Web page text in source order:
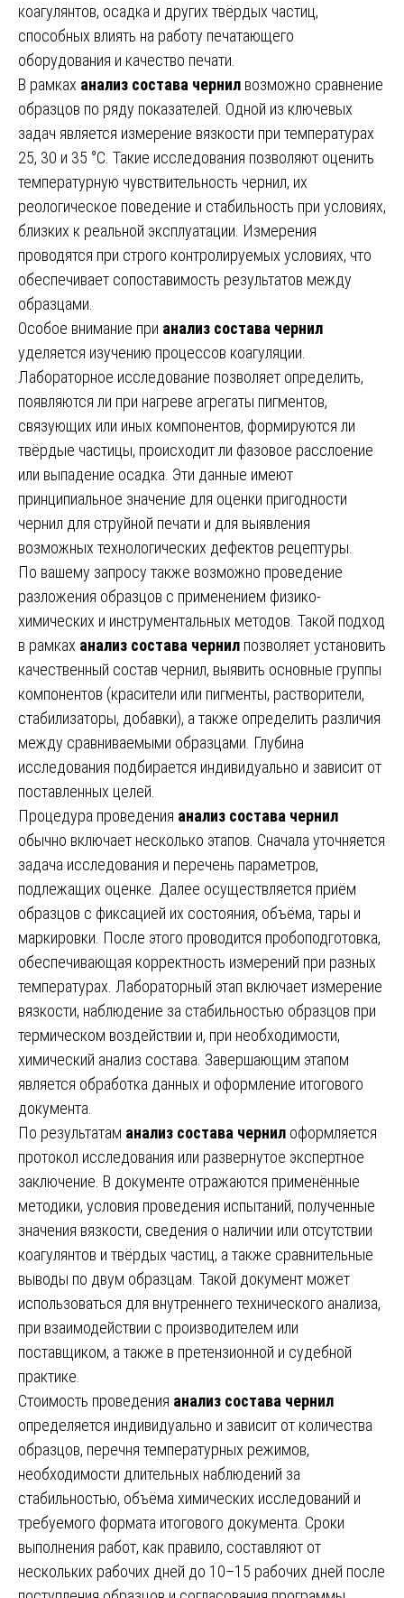
коагулянтов, осадка и других твёрдых частиц,
способных влиять на работу печатающего
оборудования и качество печати.
В рамках анализ состава чернил возможно сравнение
образцов по ряду показателей. Одной из ключевых
задач является измерение вязкости при температурах
25, 30 и 35 °C. Такие исследования позволяют оценить
температурную чувствительность чернил, их
реологическое поведение и стабильность при условиях,
близких к реальной эксплуатации. Измерения
проводятся при строго контролируемых условиях, что
обеспечивает сопоставимость результатов между
образцами.
Особое внимание при анализ состава чернил
уделяется изучению процессов коагуляции.
Лабораторное исследование позволяет определить,
появляются ли при нагреве агрегаты пигментов,
связующих или иных компонентов, формируются ли
твёрдые частицы, происходит ли фазовое расслоение
или выпадение осадка. Эти данные имеют
принципиальное значение для оценки пригодности
чернил для струйной печати и для выявления
возможных технологических дефектов рецептуры.
По вашему запросу также возможно проведение
разложения образцов с применением физико-
химических и инструментальных методов. Такой подход
в рамках анализ состава чернил позволяет установить
качественный состав чернил, выявить основные группы
компонентов (красители или пигменты, растворители,
стабилизаторы, добавки), а также определить различия
между сравниваемыми образцами. Глубина
исследования подбирается индивидуально и зависит от
поставленных целей.
Процедура проведения анализ состава чернил
обычно включает несколько этапов. Сначала уточняется
задача исследования и перечень параметров,
подлежащих оценке. Далее осуществляется приём
образцов с фиксацией их состояния, объёма, тары и
маркировки. После этого проводится пробоподготовка,
обеспечивающая корректность измерений при разных
температурах. Лабораторный этап включает измерение
вязкости, наблюдение за стабильностью образцов при
термическом воздействии и, при необходимости,
химический анализ состава. Завершающим этапом
является обработка данных и оформление итогового
документа.
По результатам анализ состава чернил оформляется
протокол исследования или развернутое экспертное
заключение. В документе отражаются применённые
методики, условия проведения испытаний, полученные
значения вязкости, сведения о наличии или отсутствии
коагулянтов и твёрдых частиц, а также сравнительные
выводы по двум образцам. Такой документ может
использоваться для внутреннего технического анализа,
при взаимодействии с производителем или
поставщиком, а также в претензионной и судебной
практике.
Стоимость проведения анализ состава чернил
определяется индивидуально и зависит от количества
образцов, перечня температурных режимов,
необходимости длительных наблюдений за
стабильностью, объёма химических исследований и
требуемого формата итогового документа. Сроки
выполнения работ, как правило, составляют от
нескольких рабочих дней до 10–15 рабочих дней после